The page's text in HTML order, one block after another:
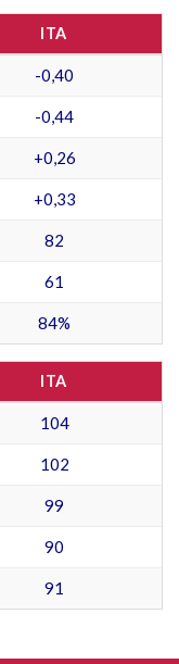
ITA
-0,40
-0,44
+0,26
+0,33
82
61
84%
ITA
104
102
99
90
91